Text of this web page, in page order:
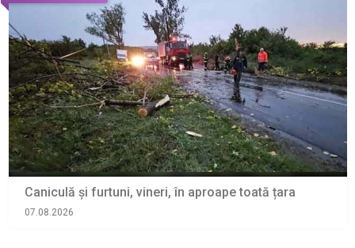
Caniculă și furtuni, vineri, în aproape toată țara
07.08.2026